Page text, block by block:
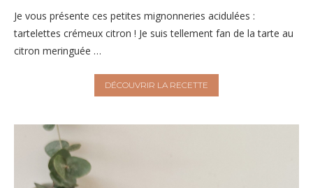
Je vous présente ces petites mignonneries acidulées :
tartelettes crémeux citron ! Je suis tellement fan de la tarte au
citron meringuée …
DÉCOUVRIR LA RECETTE